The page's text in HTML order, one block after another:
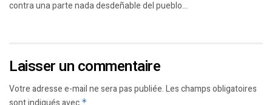
contra una parte nada desdeñable del pueblo...
Laisser un commentaire
Votre adresse e-mail ne sera pas publiée.Les champs obligatoires
*